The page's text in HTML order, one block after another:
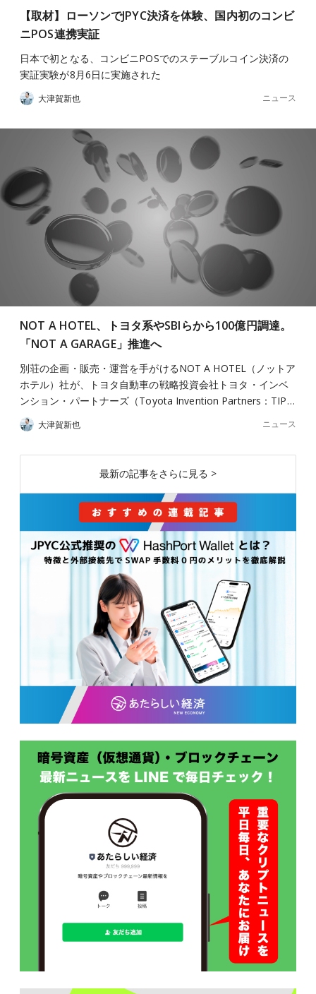
【取材】ローソンでJPYC決済を体験、国内初のコンビ
ニPOS連携実証
日本で初となる、コンビニPOSでのステーブルコイン決済の
実証実験が8月6日に実施された
大津賀新也 ニュース
NOT A HOTEL、トヨタ系やSBIらから100億円調達。
「NOT A GARAGE」推進へ
別荘の企画・販売・運営を手がけるNOT A HOTEL（ノットア
ホテル）社が、トヨタ自動車の戦略投資会社トヨタ・インベ
ンション・パートナーズ（Toyota Invention Partners：TIP…
大津賀新也 ニュース
最新の記事をさらに見る >